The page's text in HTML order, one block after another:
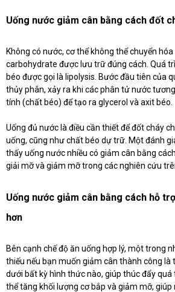
Uống nước giảm cân bằng cách đốt
Không có nước, cơ thể không thể chuyển
carbohydrate được lưu trữ đúng cách. Quá
béo được gọi là lipolysis. Bước đầu tiên của
thủy phân, xảy ra khi các phân tử nước
tính (chất béo) để tạo ra glycerol và axit béo.
Uống đủ nước là điều cần thiết để đốt cháy
uống, cũng như chất béo dự trữ. Một đánh
thấy uống nước nhiều có giảm cân bằng
giải mỡ và giảm mỡ trong các nghiên cứu
Uống nước giảm cân bằng cách hỗ
hơn
Bên cạnh chế độ ăn uống hợp lý, một trong
thiếu nếu bạn muốn giảm cân thành công là
dưới bất kỳ hình thức nào, giúp thúc đẩy
thể tăng khối lượng cơ bắp và giảm mỡ,